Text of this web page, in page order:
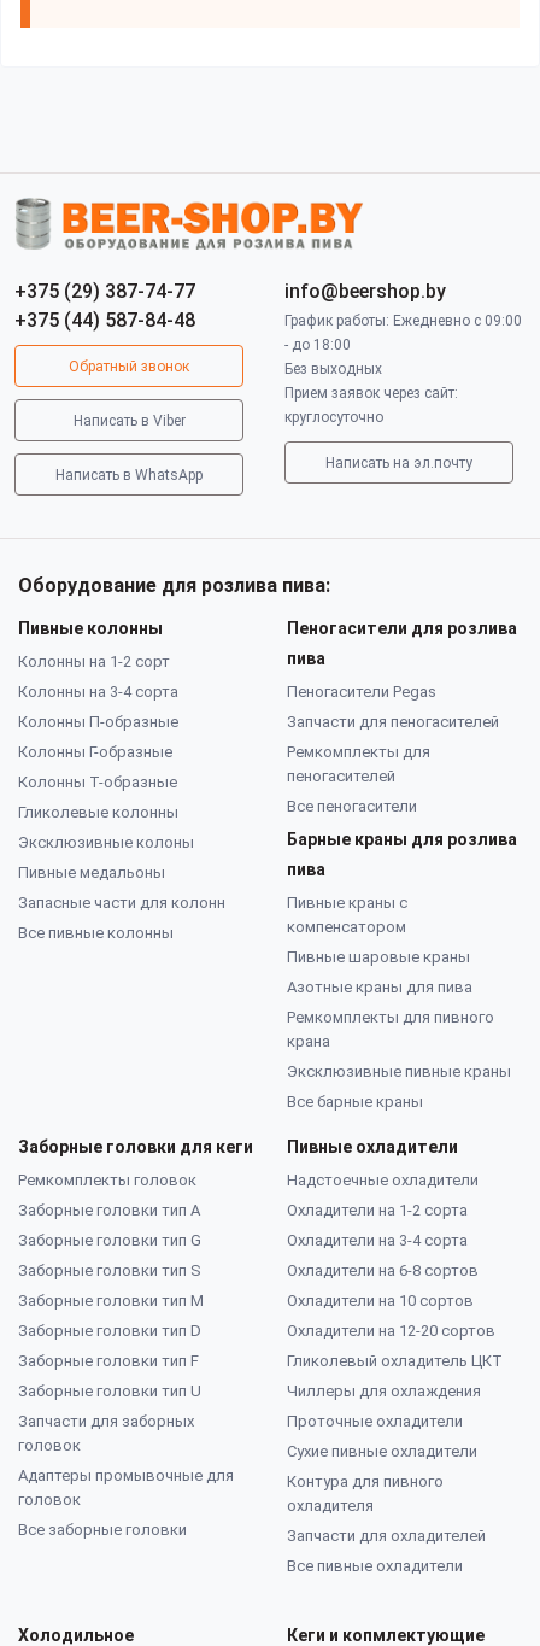
+375 (29) 387-74-77
+375 (44) 587-84-48
Обратный звонок
Написать в Viber
Написать в WhatsApp
info@beershop.by
График работы: Ежедневно с 09:00
- до 18:00
Без выходных
Прием заявок через сайт:
круглосуточно
Написать на эл.почту
Оборудование для розлива пива:
Пивные колонны
Колонны на 1-2 сорт
Колонны на 3-4 сорта
Колонны П-образные
Колонны Г-образные
Колонны Т-образные
Гликолевые колонны
Эксклюзивные колоны
Пивные медальоны
Запасные части для колонн
Все пивные колонны
Пеногасители для розлива
пива
Пеногасители Pegas
Запчасти для пеногасителей
Ремкомплекты для
пеногасителей
Все пеногасители
Барные краны для розлива
пива
Пивные краны с
компенсатором
Пивные шаровые краны
Азотные краны для пива
Ремкомплекты для пивного
крана
Эксклюзивные пивные краны
Все барные краны
Заборные головки для кеги
Ремкомплекты головок
Заборные головки тип А
Заборные головки тип G
Заборные головки тип S
Заборные головки тип M
Заборные головки тип D
Заборные головки тип F
Заборные головки тип U
Запчасти для заборных
головок
Адаптеры промывочные для
головок
Все заборные головки
Пивные охладители
Надстоечные охладители
Охладители на 1-2 сорта
Охладители на 3-4 сорта
Охладители на 6-8 сортов
Охладители на 10 сортов
Охладители на 12-20 сортов
Гликолевый охладитель ЦКТ
Чиллеры для охлаждения
Проточные охладители
Сухие пивные охладители
Контура для пивного
охладителя
Запчасти для охладителей
Все пивные охладители
Холодильное
Кеги и копмлектующие